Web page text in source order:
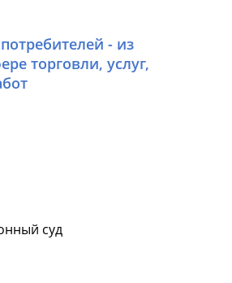
- из
торговли, услуг,
суд